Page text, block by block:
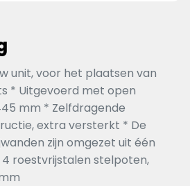
unit, voor het plaatsen van
* Uitgevoerd met open
mm * Zelfdragende
extra versterkt * De
zijn omgezet uit één
roestvrijstalen stelpoten,